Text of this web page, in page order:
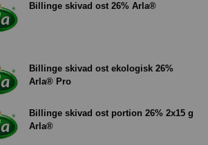
Billinge skivad ost 26% Arla®
Billinge skivad ost ekologisk 26%
Arla® Pro
Billinge skivad ost portion 26% 2x15 g
Arla®